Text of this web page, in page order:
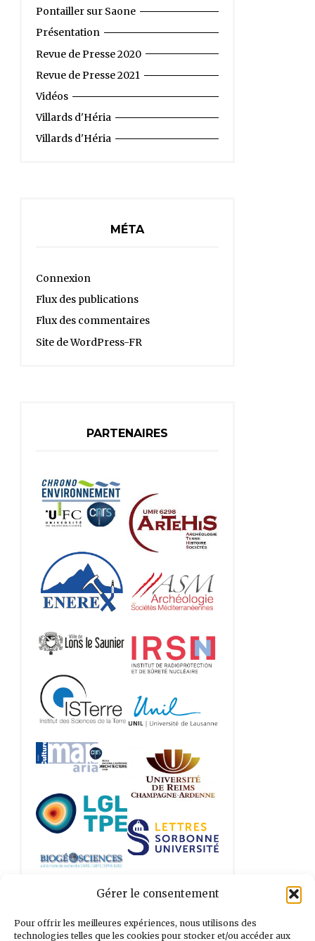
Gérer le consentement
Pour offrir les meilleures expériences, nous utilisons des
technologies telles que les cookies pour stocker et/ou accéder aux
Pontailler sur Saone
Présentation
Revue de Presse 2020
Revue de Presse 2021
Vidéos
Villards d'Héria
Villards d'Héria
MÉTA
Connexion
Flux des publications
Flux des commentaires
Site de WordPress-FR
PARTENAIRES
Tous nos partenaires